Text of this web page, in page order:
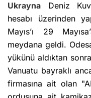
Ukrayna Deniz
hesabı üzerinden
Mayıs’ı 29
meydana geldi.
yükünü aldıktan sonra
Vanuatu bayraklı
firmasına ait olan